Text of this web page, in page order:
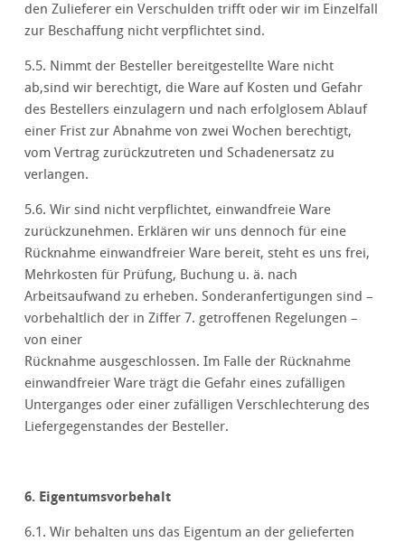
den Zulieferer ein Verschulden trifft oder wir im Einzelfall
zur Beschaffung nicht verpflichtet sind.
5.5. Nimmt der Besteller bereitgestellte Ware nicht
ab,sind wir berechtigt, die Ware auf Kosten und Gefahr
des Bestellers einzulagern und nach erfolglosem Ablauf
einer Frist zur Abnahme von zwei Wochen berechtigt,
vom Vertrag zurückzutreten und Schadenersatz zu
verlangen.
5.6. Wir sind nicht verpflichtet, einwandfreie Ware
zurückzunehmen. Erklären wir uns dennoch für eine
Rücknahme einwandfreier Ware bereit, steht es uns frei,
Mehrkosten für Prüfung, Buchung u. ä. nach
Arbeitsaufwand zu erheben. Sonderanfertigungen sind –
vorbehaltlich der in Ziffer 7. getroffenen Regelungen –
von einer
Rücknahme ausgeschlossen. Im Falle der Rücknahme
einwandfreier Ware trägt die Gefahr eines zufälligen
Unterganges oder einer zufälligen Verschlechterung des
Liefergegenstandes der Besteller.
6. Eigentumsvorbehalt
6.1. Wir behalten uns das Eigentum an der gelieferten